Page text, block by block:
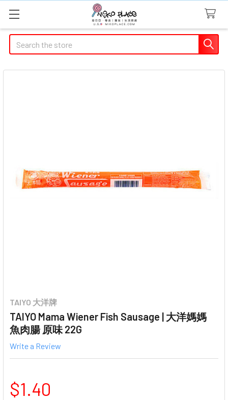
Search
TAIYO 大洋牌
TAIYO Mama Wiener Fish Sausage | 大洋媽媽
魚肉腸 原味 22G
Write a Review
$1.40